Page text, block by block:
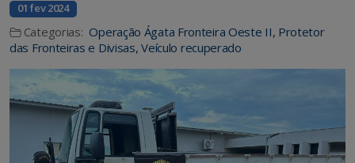
01 fev 2024
Categorias: Operação Ágata Fronteira Oeste II, Protetor
das Fronteiras e Divisas,Veículo recuperado